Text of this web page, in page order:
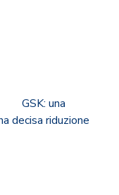
GSK: una
decisa riduzione